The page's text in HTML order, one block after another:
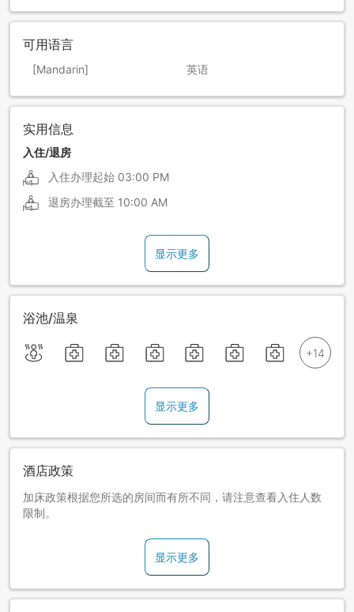
可用语言
[Mandarin] 英语
实用信息
入住/退房
入住办理起始 03:00 PM
退房办理截至 10:00 AM
显示更多
浴池/温泉
显示更多
酒店政策
加床政策根据您所选的房间而有所不同，请注意查看入住人数
限制。
显示更多